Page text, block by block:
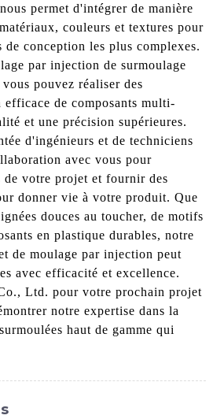
permet d'intégrer de manière
couleurs et textures pour
de conception les plus complexes.
par injection de surmoulage
pouvez réaliser des
de composants multi-
et une précision supérieures.
d'ingénieurs et de techniciens
avec vous pour
de votre projet et fournir des
donner vie à votre produit. Que
douces au toucher, de motifs
en plastique durables, notre
de moulage par injection peut
avec efficacité et excellence.
Ltd. pour votre prochain projet
notre expertise dans la
haut de gamme qui